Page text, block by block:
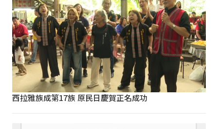
西拉雅族成第17族 原民日慶賀正名成功